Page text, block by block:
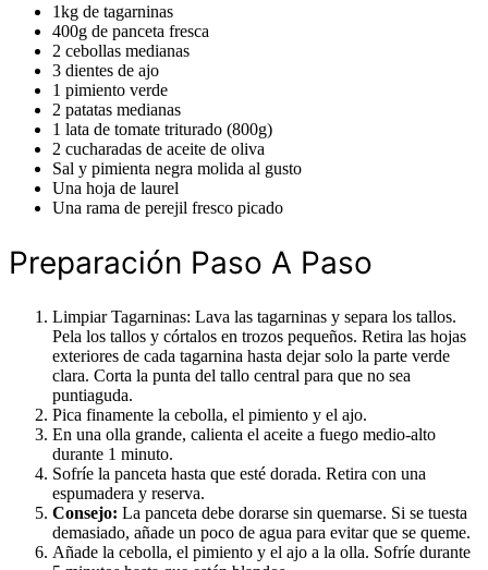
1kg de tagarninas
400g de panceta fresca
2 cebollas medianas
3 dientes de ajo
1 pimiento verde
2 patatas medianas
1 lata de tomate triturado (800g)
2 cucharadas de aceite de oliva
Sal y pimienta negra molida al gusto
Una hoja de laurel
Una rama de perejil fresco picado
Preparación Paso A Paso
Limpiar Tagarninas: Lava las tagarninas y separa los tallos.
Pela los tallos y córtalos en trozos pequeños. Retira las hojas
exteriores de cada tagarnina hasta dejar solo la parte verde
clara. Corta la punta del tallo central para que no sea
puntiaguda.
Pica finamente la cebolla, el pimiento y el ajo.
En una olla grande, calienta el aceite a fuego medio-alto
durante 1 minuto.
Sofríe la panceta hasta que esté dorada. Retira con una
espumadera y reserva.
Consejo: La panceta debe dorarse sin quemarse. Si se tuesta
demasiado, añade un poco de agua para evitar que se queme.
Añade la cebolla, el pimiento y el ajo a la olla. Sofríe durante